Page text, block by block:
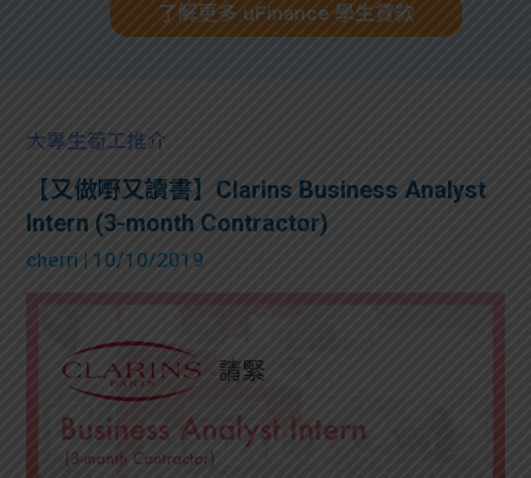
了解更多 uFinance 學生貸款
大專生筍工推介
【又做嘢又讀書】Clarins Business Analyst
Intern (3-month Contractor)
cherri | 10/10/2019